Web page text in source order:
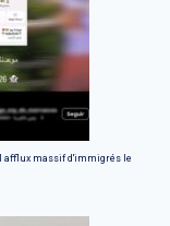
afflux massif d'immigrés le